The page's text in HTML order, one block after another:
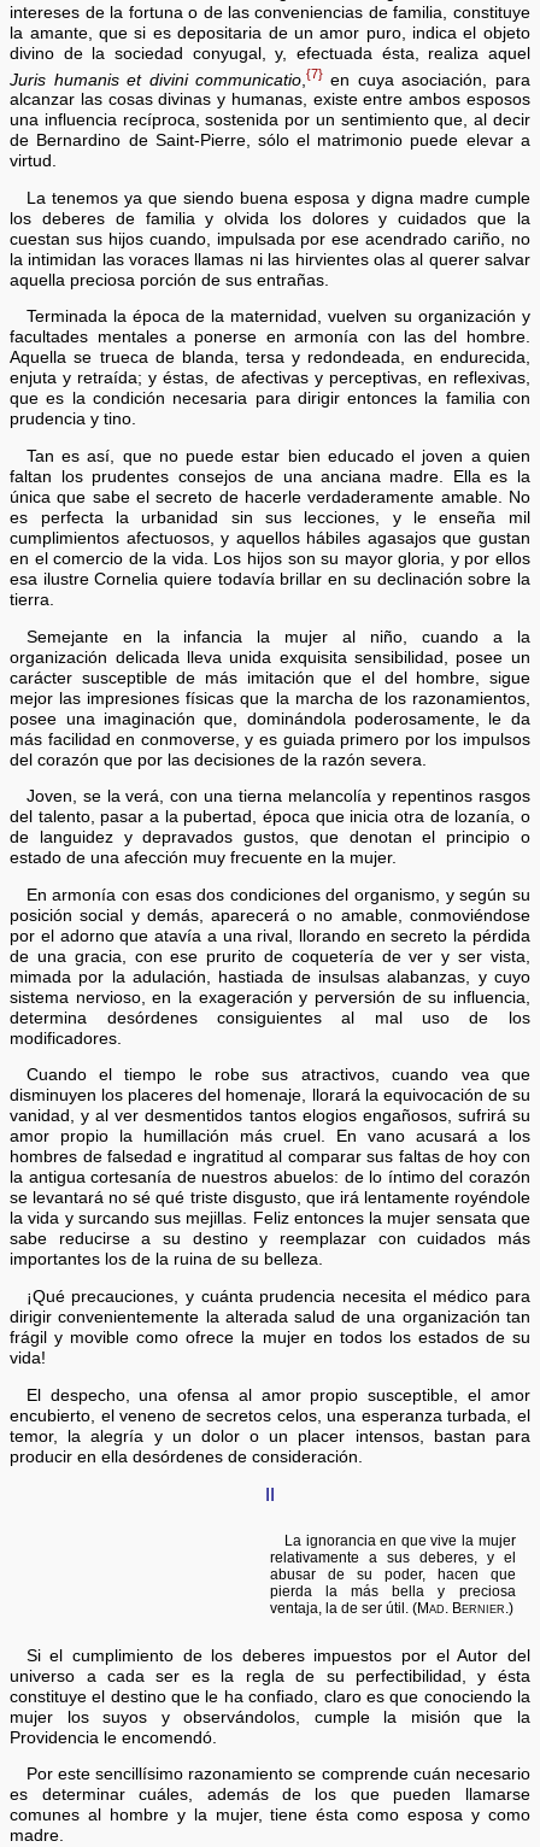
intereses de la fortuna o de las conveniencias de familia, constituye
la amante, que si es depositaria de un amor puro, indica el objeto
divino de la sociedad conyugal, y, efectuada ésta, realiza aquel
Juris humanis et divini communicatio {7} en cuya asociación, para
alcanzar las cosas divinas y humanas, existe entre ambos esposos
una influencia recíproca, sostenida por un sentimiento que, al decir
de Bernardino de Saint-Pierre, sólo el matrimonio puede elevar a
virtud.
La tenemos ya que siendo buena esposa y digna madre cumple
los deberes de familia y olvida los dolores y cuidados que la
cuestan sus hijos cuando, impulsada por ese acendrado cariño, no
la intimidan las voraces llamas ni las hirvientes olas al querer salvar
aquella preciosa porción de sus entrañas.
Terminada la época de la maternidad, vuelven su organización y
facultades mentales a ponerse en armonía con las del hombre.
Aquella se trueca de blanda, tersa y redondeada, en endurecida,
enjuta y retraída; y éstas, de afectivas y perceptivas, en reflexivas,
que es la condición necesaria para dirigir entonces la familia con
prudencia y tino.
Tan es así, que no puede estar bien educado el joven a quien
faltan los prudentes consejos de una anciana madre. Ella es la
única que sabe el secreto de hacerle verdaderamente amable. No
es perfecta la urbanidad sin sus lecciones, y le enseña mil
cumplimientos afectuosos, y aquellos hábiles agasajos que gustan
en el comercio de la vida. Los hijos son su mayor gloria, y por ellos
esa ilustre Cornelia quiere todavía brillar en su declinación sobre la
tierra.
Semejante en la infancia la mujer al niño, cuando a la
organización delicada lleva unida exquisita sensibilidad, posee un
carácter susceptible de más imitación que el del hombre, sigue
mejor las impresiones físicas que la marcha de los razonamientos,
posee una imaginación que, dominándola poderosamente, le da
más facilidad en conmoverse, y es guiada primero por los impulsos
del corazón que por las decisiones de la razón severa.
Joven, se la verá, con una tierna melancolía y repentinos rasgos
del talento, pasar a la pubertad, época que inicia otra de lozanía, o
de languidez y depravados gustos, que denotan el principio o
estado de una afección muy frecuente en la mujer.
En armonía con esas dos condiciones del organismo, y según su
posición social y demás, aparecerá o no amable, conmoviéndose
por el adorno que atavía a una rival, llorando en secreto la pérdida
de una gracia, con ese prurito de coquetería de ver y ser vista,
mimada por la adulación, hastiada de insulsas alabanzas, y cuyo
sistema nervioso, en la exageración y perversión de su influencia,
determina desórdenes consiguientes al mal uso de los
modificadores.
Cuando el tiempo le robe sus atractivos, cuando vea que
disminuyen los placeres del homenaje, llorará la equivocación de su
vanidad, y al ver desmentidos tantos elogios engañosos, sufrirá su
amor propio la humillación más cruel. En vano acusará a los
hombres de falsedad e ingratitud al comparar sus faltas de hoy con
la antigua cortesanía de nuestros abuelos: de lo íntimo del corazón
se levantará no sé qué triste disgusto, que irá lentamente royéndole
la vida y surcando sus mejillas. Feliz entonces la mujer sensata que
sabe reducirse a su destino y reemplazar con cuidados más
importantes los de la ruina de su belleza.
¡Qué precauciones, y cuánta prudencia necesita el médico para
dirigir convenientemente la alterada salud de una organización tan
frágil y movible como ofrece la mujer en todos los estados de su
vida!
El despecho, una ofensa al amor propio susceptible, el amor
encubierto, el veneno de secretos celos, una esperanza turbada, el
temor, la alegría y un dolor o un placer intensos, bastan para
producir en ella desórdenes de consideración.
II
La ignorancia en que vive la mujer
relativamente a sus deberes, y el
abusar de su poder, hacen que
pierda la más bella y preciosa
ventaja, la de ser útil. (Mad. Bernier.)
Si el cumplimiento de los deberes impuestos por el Autor del
universo a cada ser es la regla de su perfectibilidad, y ésta
constituye el destino que le ha confiado, claro es que conociendo la
mujer los suyos y observándolos, cumple la misión que la
Providencia le encomendó.
Por este sencillísimo razonamiento se comprende cuán necesario
es determinar cuáles, además de los que pueden llamarse
comunes al hombre y la mujer, tiene ésta como esposa y como
madre.